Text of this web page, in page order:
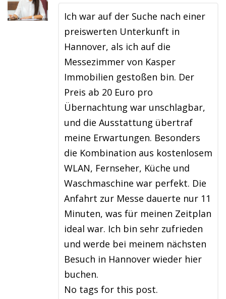
Ich war auf der Suche nach einer
preiswerten Unterkunft in
Hannover, als ich auf die
Messezimmer von Kasper
Immobilien gestoßen bin. Der
Preis ab 20 Euro pro
Übernachtung war unschlagbar,
und die Ausstattung übertraf
meine Erwartungen. Besonders
die Kombination aus kostenlosem
WLAN, Fernseher, Küche und
Waschmaschine war perfekt. Die
Anfahrt zur Messe dauerte nur 11
Minuten, was für meinen Zeitplan
ideal war. Ich bin sehr zufrieden
und werde bei meinem nächsten
Besuch in Hannover wieder hier
buchen.
No tags for this post.